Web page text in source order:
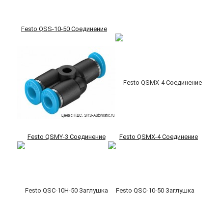
Festo QSS-10-50 Соединение
Festo QSMY-3 Соединение Festo QSMX-4 Соединение